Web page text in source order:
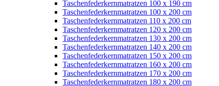
Taschenfederkernmatratzen 100 x 190 cm
Taschenfederkernmatratzen 100 x 200 cm
Taschenfederkernmatratzen 110 x 200 cm
Taschenfederkernmatratzen 120 x 200 cm
Taschenfederkernmatratzen 130 x 200 cm
Taschenfederkernmatratzen 140 x 200 cm
Taschenfederkernmatratzen 150 x 200 cm
Taschenfederkernmatratzen 160 x 200 cm
Taschenfederkernmatratzen 170 x 200 cm
Taschenfederkernmatratzen 180 x 200 cm